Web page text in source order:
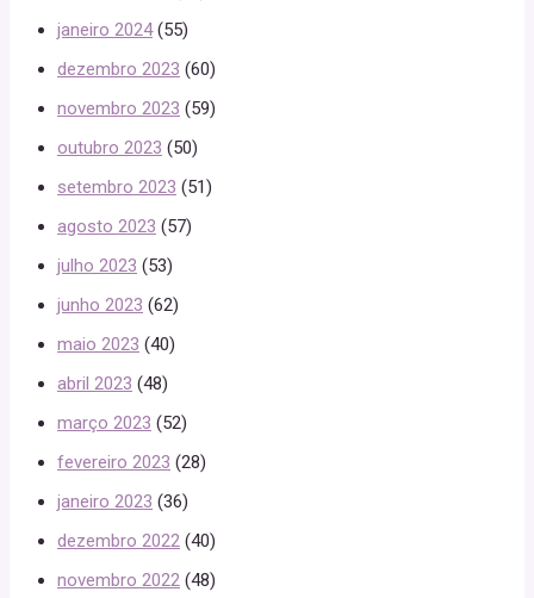
janeiro 2024(55)
dezembro 2023 (60)
novembro 2023 (59)
outubro 2023 (50)
setembro 2023 (51)
agosto 2023 (57)
julho 2023 (53)
junho 2023 (62)
maio 2023 (40)
abril 2023 (48)
março 2023 (52)
fevereiro 2023 (28)
janeiro 2023 (36)
dezembro 2022 (40)
novembro 2022 (48)